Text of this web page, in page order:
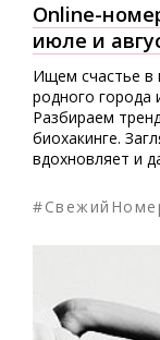
Online-
июле и
Ищем счастье в
родного города
Разбираем
биохакинге.
вдохновляет и